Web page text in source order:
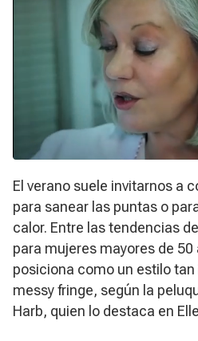
El verano suele invitarnos a
para sanear las puntas o
calor. Entre las tendencias
para mujeres mayores de 50
posiciona como un estilo
messy fringe, según la
Harb, quien lo destaca en